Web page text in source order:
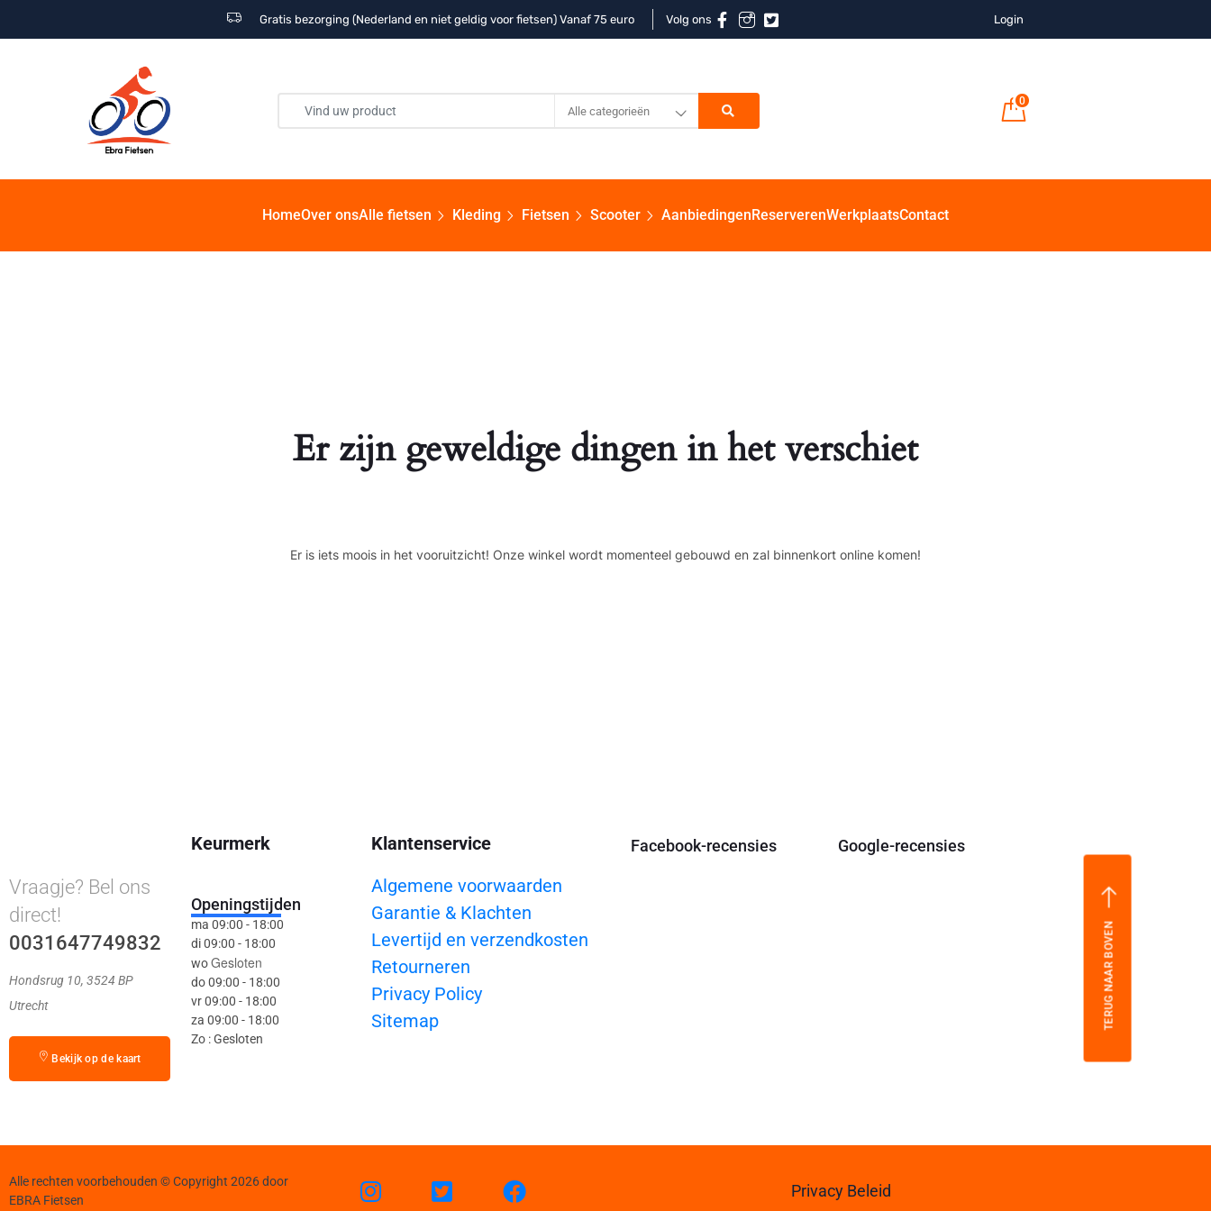
Gratis bezorging (Nederland en niet geldig voor fietsen) Vanaf 75 euro Volg ons Login
Alle categorieën
0
HomeOver onsAlle fietsen Kleding Fietsen Scooter AanbiedingenReserverenWerkplaatsContact
Er zijn geweldige dingen in het verschiet
Er is iets moois in het vooruitzicht! Onze winkel wordt momenteel gebouwd en zal binnenkort online komen!
Vraagje? Bel ons
direct!
0031647749832
Hondsrug 10, 3524 BP
Utrecht
Bekijk op de kaart
Keurmerk
Openingstijden
ma 09:00 - 18:00
di 09:00 - 18:00
woGesloten
do 09:00 - 18:00
vr 09:00 - 18:00
za 09:00 - 18:00
Zo : Gesloten
Klantenservice
Algemene voorwaarden
Garantie & Klachten
Levertijd en verzendkosten
Retourneren
Privacy Policy
Sitemap
Facebook-recensies Google-recensies
TERUG NAAR BOVEN
Alle rechten voorbehouden © Copyright 2026 door
EBRA Fietsen
Privacy Beleid